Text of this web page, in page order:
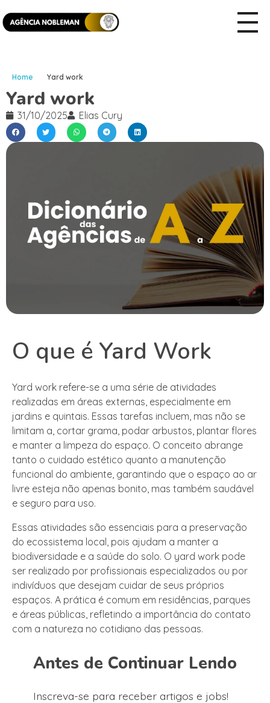
Home Yard work
Yard work
31/10/2025 Elias Cury
O que é Yard Work
Yard work refere-se a uma série de atividades
realizadas em áreas externas, especialmente em
jardins e quintais. Essas tarefas incluem, mas não se
limitam a, cortar grama, podar arbustos, plantar flores
e manter a limpeza do espaço. O conceito abrange
tanto o cuidado estético quanto a manutenção
funcional do ambiente, garantindo que o espaço ao ar
livre esteja não apenas bonito, mas também saudável
e seguro para uso.
Essas atividades são essenciais para a preservação
do ecossistema local, pois ajudam a manter a
biodiversidade e a saúde do solo. O yard work pode
ser realizado por profissionais especializados ou por
indivíduos que desejam cuidar de seus próprios
espaços. A prática é comum em residências, parques
e áreas públicas, refletindo a importância do contato
com a natureza no cotidiano das pessoas.
Antes de Continuar Lendo
Inscreva-se para receber artigos e jobs!